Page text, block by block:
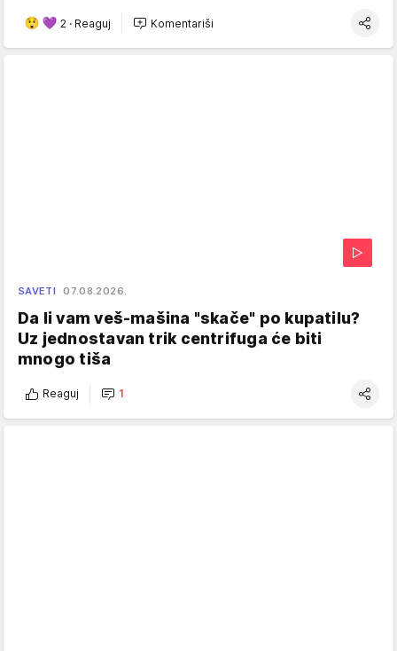
2 · Reaguj Komentariši
SAVETI 07.08.2026.
Da li vam veš-mašina "skače" po kupatilu?
Uz jednostavan trik centrifuga će biti
mnogo tiša
Reaguj 1